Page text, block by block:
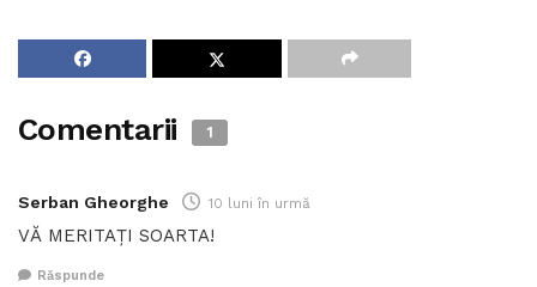
Comentarii 1
Serban Gheorghe 10 luni în urmă
VĂ MERITAȚI SOARTA!
Răspunde